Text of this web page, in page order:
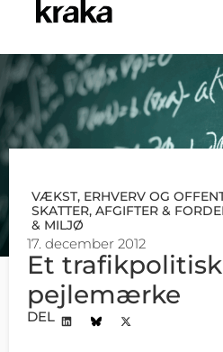
VÆKST, ERHVERV OG
SKATTER, AFGIFTER &
& MILJØ
17. december 2012
Et trafikpolitisk
pejlemærke
DEL